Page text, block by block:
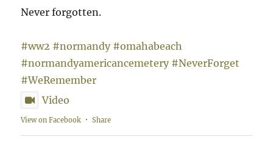
Never forgotten.
#ww2 #normandy #omahabeach
#normandyamericancemetery #NeverForget
#WeRemember
Video
View on Facebook · Share